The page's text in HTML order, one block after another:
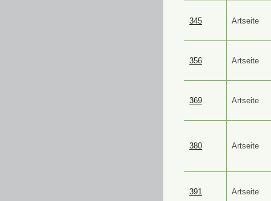
345 Artseite
356 Artseite
369 Artseite
380 Artseite
391 Artseite